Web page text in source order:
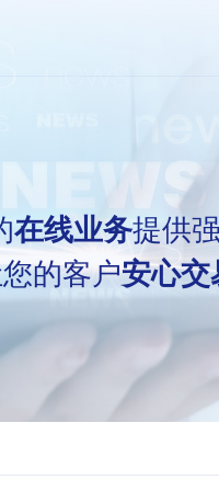
在线业务提供
的客户安心交